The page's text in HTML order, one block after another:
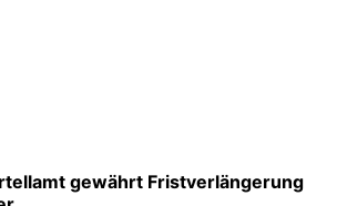
gewährt Fristverlängerung